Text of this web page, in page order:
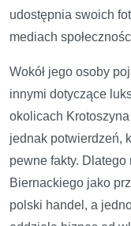
udostępnia swoich
mediach
Wokół jego osoby
innymi dotyczące
okolicach
jednak potwierdzeń,
pewne fakty.
Biernackiego jako
polski handel, a